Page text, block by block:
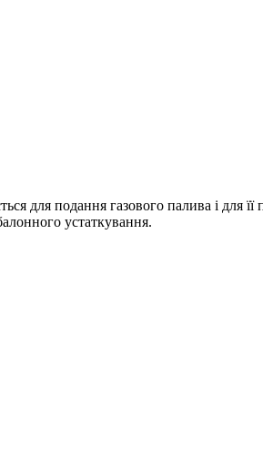
для подання газового палива і для
устаткування.